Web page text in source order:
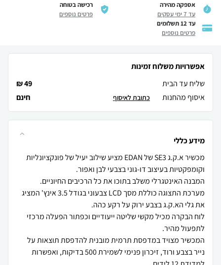
אספקה מהירה
עד 7 ימי עסקים
רכישה בטוחה
פרטים נוספים
עד 12 תשלומים
פרטים נוספים
אפשרויות משלוח זמינות
שליח עד הבית
49 ₪
איסוף מהחנות
חינם כתובת לאיסוף
מידע כללי
מכשיר א.ק.ג SE3 של EDAN מציע שילוב יעיל של פונקציונליות
מערכת התצוגה כוללת מסך LCD צבעוני בגודל 3.5 אינץ' המציג
לוח הבקרה מכיל מקשי שליטה ייעודיים וכפתור הפעלה מרכזי
המכשיר מצויד במדפסת תרמית מובנית להדפסת תוצאות על
נייר בצבע ורוד, זיכרון פנימי לשמירת 500 בדיקות, ואפשרות